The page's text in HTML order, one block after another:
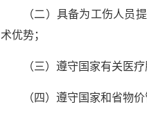
（二）具备为工伤人员
术优势；
（三）遵守国家有关医
（四）遵守国家和省物